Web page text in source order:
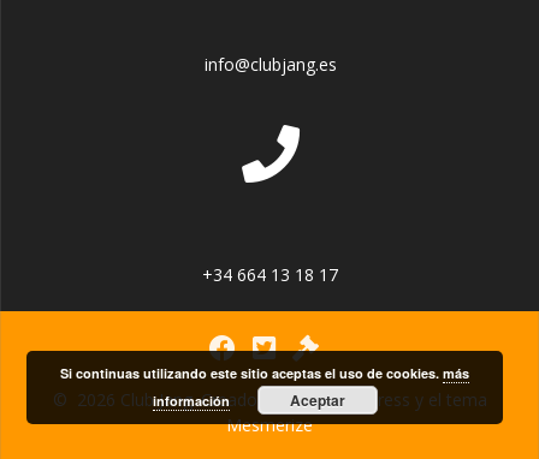
info@clubjang.es
+34 664 13 18 17
© 2026 Club Jang. Creado usando WordPress y el tema
Mesmerize
Si continuas utilizando este sitio aceptas el uso de cookies.más
información
Aceptar